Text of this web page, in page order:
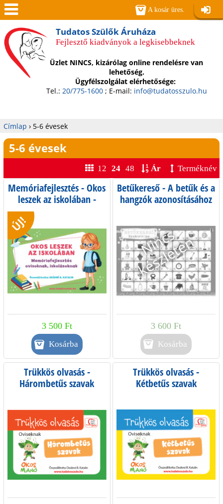
Jump to navigation
Tudatos Szülők Áruháza
Fejlesztő kiadványok a legkisebbeknek
Üzlet NINCS, kizárólag online rendelésre van
lehetőség.
Ügyfélszolgálat elérhetősége:
Tel.: 20/775-1600; E-mail: info@tudatosszulo.hu
Jelenlegi
hely
Címlap › 5-6 évesek
5-6 évesek
12 24 48 Ár Terméknév
Memóriafejlesztés - Okos
leszek az iskolában -
Memóriafejlesztés
óvodában, iskolában
ÚJ!
3 500 Ft
Betűkereső - A betűk és a
hangzók azonosításához
3 600 Ft
Kosárba
Trükkös olvasás -
Hárombetűs szavak
Trükkös olvasás -
Kétbetűs szavak
A kosár üres.
Men
ü